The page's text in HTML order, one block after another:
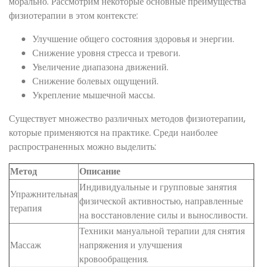
физиотерапии в этом контексте:
Улучшение общего состояния здоровья и энергии.
Снижение уровня стресса и тревоги.
Увеличение диапазона движений.
Снижение болевых ощущений.
Укрепление мышечной массы.
Существует множество различных методов физиотерапии,
которые применяются на практике. Среди наиболее
распространенных можно выделить:
Метод
Описание
Упражнительная
терапия
Индивидуальные и групповые занятия
физической активностью, направленные
на восстановление силы и выносливости.
Массаж
Техники мануальной терапии для снятия
напряжения и улучшения
кровообращения.